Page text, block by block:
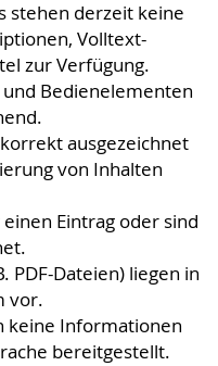
stehen derzeit keine
Volltext-
zur Verfügung.
Bedienelementen
ausgezeichnet
von Inhalten
Eintrag oder sind
PDF-Dateien) liegen in
vor.
keine Informationen
bereitgestellt.